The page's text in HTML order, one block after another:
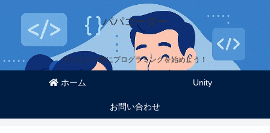
パパコーダー
子どもと一緒にプログラミングを始めよう！
ホーム Unity
お問い合わせ